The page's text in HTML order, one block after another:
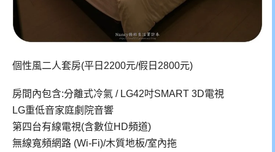
個性風二人套房(平日2200元/假日2800元)
房間內包含:分離式冷氣 / LG42吋SMART 3D電視
LG重低音家庭劇院音響
第四台有線電視(含數位HD頻道)
無線寬頻網路 (Wi-Fi)/木質地板/室內拖